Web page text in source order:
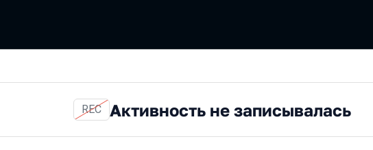
REC Активность не записывалась